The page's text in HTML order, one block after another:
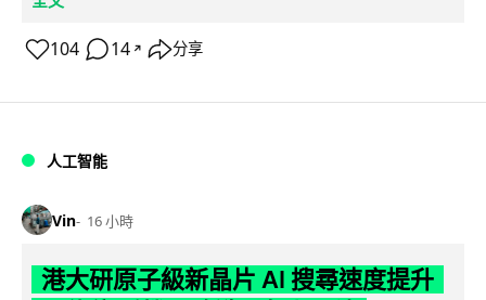
104 14 ↗ 分享
人工智能
Vin 16 小時
港大研原子級新晶片 AI 搜尋速度提升